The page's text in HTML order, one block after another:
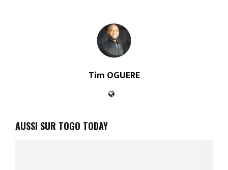
Tim OGUERE
AUSSI SUR TOGO TODAY